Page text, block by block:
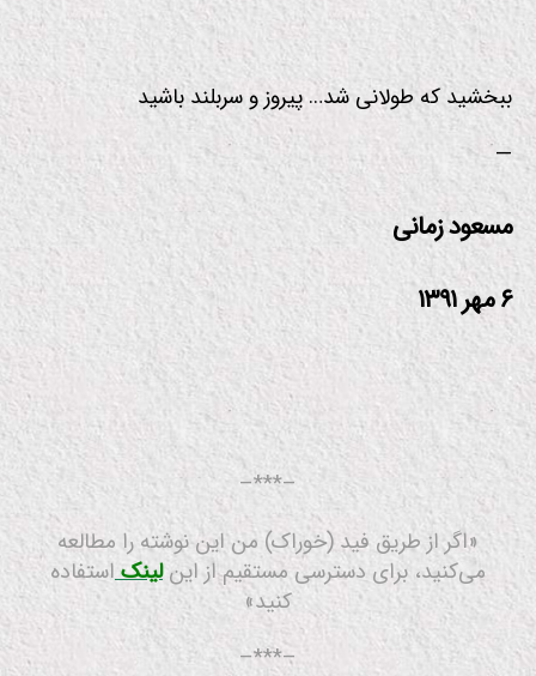
ببخشید که طولانی شد… پیروز و سربلند باشید
—
مسعود زمانی
۶ مهر ۱۳۹۱
.
.
–***–
«اگر از طریق فید (خوراک) من این نوشته را مطالعه
می‌کنید، برای دسترسی مستقیم از اینلینکاستفاده
کنید»
–***–